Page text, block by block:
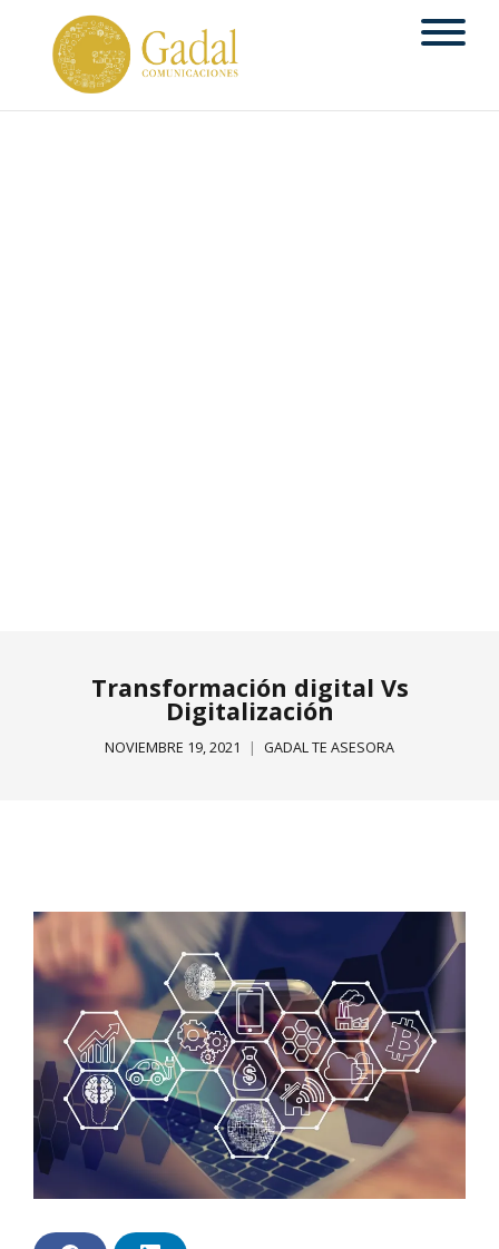
Transformación digital Vs
Digitalización
NOVIEMBRE 19, 2021 GADAL TE ASESORA